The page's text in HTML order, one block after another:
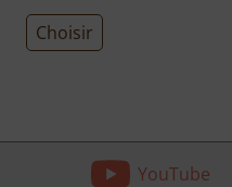
Choisir
YouTube